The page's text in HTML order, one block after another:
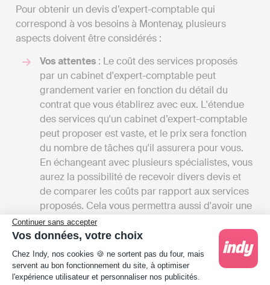
Continuer sans accepter
Vos données, votre choix
Plateforme de Gestion du Consentement :
Chez Indy, nos cookies 🍪 ne sortent pas du four, mais
servent au bon fonctionnement du site, à optimiser
l'expérience utilisateur et personnaliser nos publicités.
Pour obtenir un devis d’expert-comptable qui
correspond à vos besoins à Montenay, plusieurs
aspects doivent être considérés :
Vos attentes : Le coût des services proposés
par un cabinet d'expert-comptable peut
grandement varier en fonction du détail du
contrat que vous établirez avec eux. L'étendue
des services qu'un cabinet d’expert-comptable
peut proposer est vaste, et le prix sera fonction
du nombre de tâches qu'il assurera pour vous.
En échangeant avec plusieurs spécialistes, vous
aurez la possibilité de recevoir divers devis et
de comparer les coûts par rapport aux services
proposés. Cela vous permettra aussi d'avoir une
vision d'ensemble des différentes prestations
disponibles à Montenay.
Les tarifs : Les frais des cabinets d'experts-
comptables peuvent commencer entre 1000 et
2000 euros par an pour une petite mission